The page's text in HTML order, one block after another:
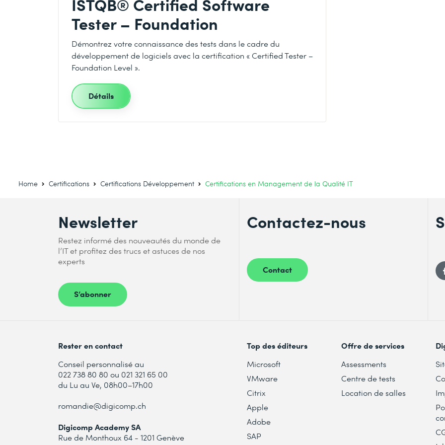
Tester – Foundation
Démontrez votre connaissance des tests dans le cadre du
développement de logiciels avec la certification « Certified Tester –
Foundation Level ».
Détails
Home Certifications Certifications Développement Certifications en Management de la Qualité IT
Newsletter
Restez informé des nouveautés du monde de
l’IT et profitez des trucs et astuces de nos
experts
S’abonner
Contactez-nous
Contact
Rester en contact
Conseil personnalisé au
022 738 80 80 ou 021 321 65 00
du Lu au Ve, 08h00–17h00
romandie@digicomp.ch
Digicomp Academy SA
Rue de Monthoux 64 - 1201 Genève
Top des éditeurs
Microsoft
VMware
Citrix
Apple
Adobe
SAP
Offre de services
Assessments
Centre de tests
Location de salles